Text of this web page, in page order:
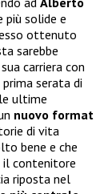
più solide e
ottenuto
sarebbe
carriera con
serata di
ultime
nuovo format
di vita
bene e che
il contenitore
riposta nel